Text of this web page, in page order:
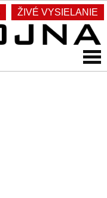
ŽIVÉ VYSIELANIE